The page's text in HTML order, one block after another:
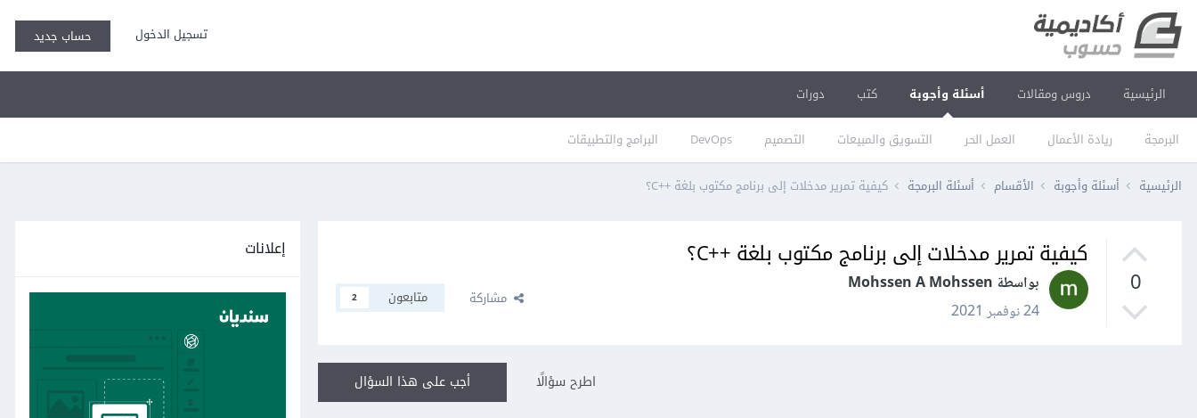
تسجيل الدخول حساب جديد
الرئيسية دروس ومقالات أسئلة وأجوبة
البرمجة ريادة الأعمال العمل الحر التسويق والمبيعات التصميم DevOps البرامج والتطبيقات
كتب دورات
الرئيسية أسئلة وأجوبة الأقسام أسئلة البرمجة كيفية تمرير مدخلات إلى برنامج مكتوب بلغة ++C؟
0
كيفية تمرير مدخلات إلى برنامج مكتوب بلغة ++C؟
بواسطة Mohssen A Mohssen
24 نوفمبر 2021
مشاركة متابعون 2
أجب على هذا السؤال اطرح سؤالًا
إعلانات